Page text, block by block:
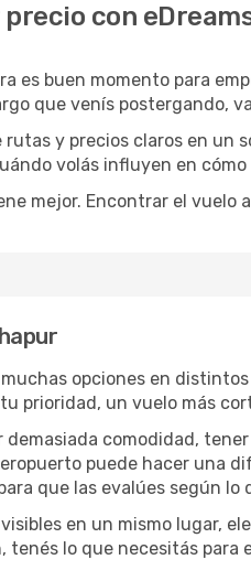
con
es buen momento para
que venís postergando,
y precios claros en un
volás influyen en
mejor. Encontrar el vuelo
opciones en
prioridad, un vuelo más
comodidad,
puede hacer una
que las evalúes según lo
en un mismo lugar,
lo que necesitás para